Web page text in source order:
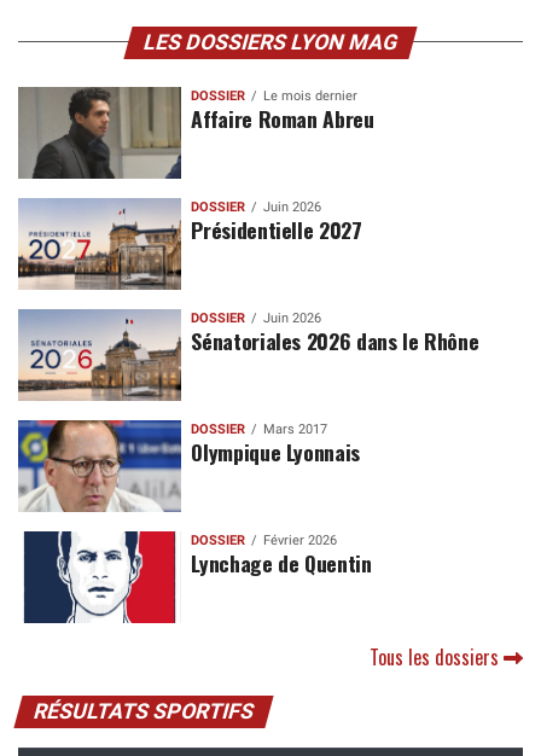
LES DOSSIERS LYON MAG
DOSSIER Le mois dernier
Affaire Roman Abreu
DOSSIER Juin 2026
Présidentielle 2027
DOSSIER Juin 2026
Sénatoriales 2026 dans le Rhône
DOSSIER Mars 2017
Olympique Lyonnais
DOSSIER Février 2026
Lynchage de Quentin
Tous les dossiers
RÉSULTATS SPORTIFS